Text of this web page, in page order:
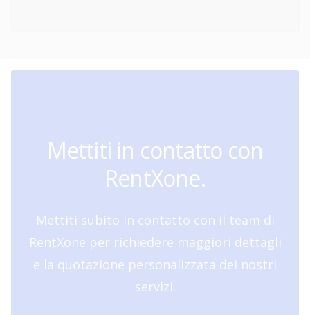
Mettiti in contatto con
RentXone.
Mettiti subito in contatto con il team di
RentXone per richiedere maggiori dettagli
e la quotazione personalizzata dei nostri
servizi.